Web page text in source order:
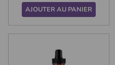
AJOUTER AU PANIER